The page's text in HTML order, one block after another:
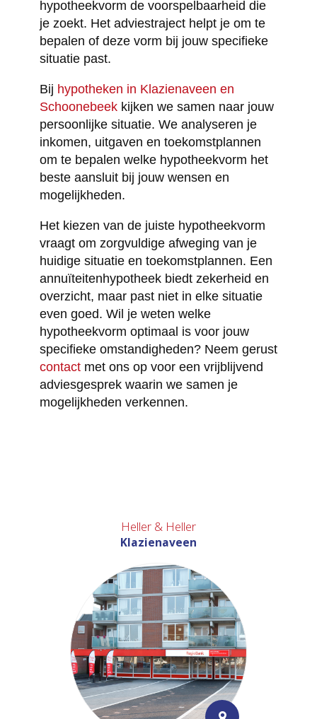
hypotheekvorm de voorspelbaarheid die
je zoekt. Het adviestraject helpt je om te
bepalen of deze vorm bij jouw specifieke
situatie past.
Bij hypotheken in Klazienaveen en
Schoonebeekkijken we samen naar jouw
persoonlijke situatie. We analyseren je
inkomen, uitgaven en toekomstplannen
om te bepalen welke hypotheekvorm het
beste aansluit bij jouw wensen en
mogelijkheden.
Het kiezen van de juiste hypotheekvorm
vraagt om zorgvuldige afweging van je
huidige situatie en toekomstplannen. Een
annuïteitenhypotheek biedt zekerheid en
overzicht, maar past niet in elke situatie
even goed. Wil je weten welke
hypotheekvorm optimaal is voor jouw
specifieke omstandigheden? Neem gerust
contactmet ons op voor een vrijblijvend
adviesgesprek waarin we samen je
mogelijkheden verkennen.
Heller & Heller
Klazienaveen